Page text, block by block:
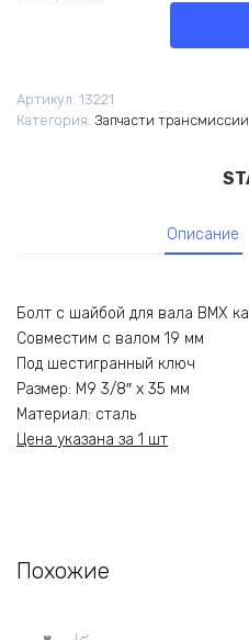
Артикул: 13221
Категория: Запчасти трансмиссии
Описание
Болт с шайбой для вала BMX
Совместим с валом 19 мм
Под шестигранный ключ
Размер: M9 3/8″ x 35 мм
Материал: сталь
Цена указана за 1 шт
Похожие